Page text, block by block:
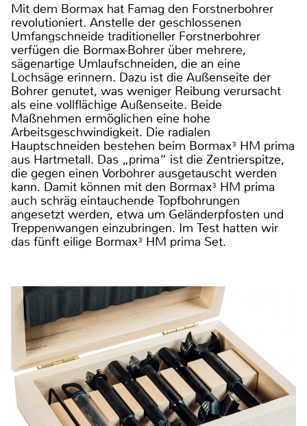
Mit dem Bormax hat Famag den Forstnerbohrer
revolutioniert. Anstelle der geschlossenen
Umfangschneide traditioneller Forstnerbohrer
verfügen die Bormax-Bohrer über mehrere,
sägenartige Umlaufschneiden, die an eine
Lochsäge erinnern. Dazu ist die Außenseite der
Bohrer genutet, was weniger Reibung verursacht
als eine vollflächige Außenseite. Beide
Maßnehmen ermöglichen eine hohe
Arbeitsgeschwindigkeit. Die radialen
Hauptschneiden bestehen beim Bormax³ HM prima
aus Hartmetall. Das „prima“ ist die Zentrierspitze,
die gegen einen Vorbohrer ausgetauscht werden
kann. Damit können mit den Bormax³ HM prima
auch schräg eintauchende Topfbohrungen
angesetzt werden, etwa um Geländerpfosten und
Treppenwangen einzubringen. Im Test hatten wir
das fünft eilige Bormax³ HM prima Set.